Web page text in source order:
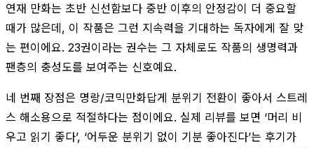
연재 만화는 초반 신선함보다 중반 이후의 안정감이 더 중요할
때가 많은데, 이 작품은 그런 지속력을 기대하는 독자에게 잘 맞
는 편이에요. 23권이라는 권수는 그 자체로도 작품의 생명력과
팬층의 충성도를 보여주는 신호예요.
네 번째 장점은 명랑/코믹만화답게 분위기 전환이 좋아서 스트레
스 해소용으로 적절하다는 점이에요. 실제 리뷰를 보면 ‘머리 비
우고 읽기 좋다’, ‘어두운 분위기 없이 기분 좋아진다’는 후기가